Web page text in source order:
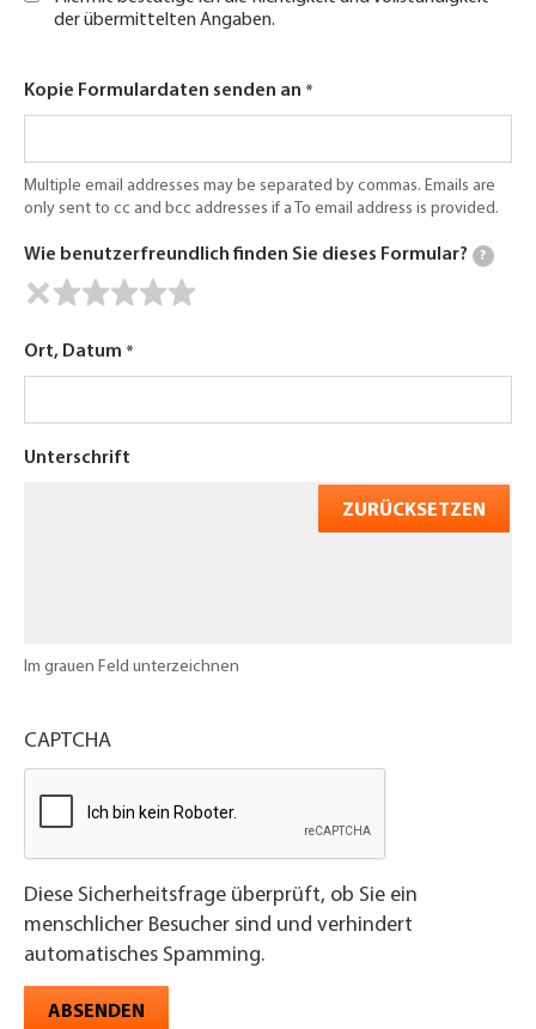
der übermittelten Angaben.
Kopie Formulardaten senden an
Multiple email addresses may be separated by commas. Emails are
only sent to cc and bcc addresses if a To email address is provided.
Wie benutzerfreundlich finden Sie dieses Formular? ?
Ort, Datum
Unterschrift
ZURÜCKSETZEN
Im grauen Feld unterzeichnen
CAPTCHA
Diese Sicherheitsfrage überprüft, ob Sie ein
menschlicher Besucher sind und verhindert
automatisches Spamming.
ABSENDEN